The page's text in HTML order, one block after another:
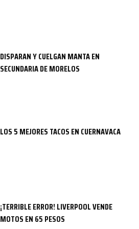
DISPARAN Y CUELGAN MANTA EN
SECUNDARIA DE MORELOS
LOS 5 MEJORES TACOS EN CUERNAVACA
¡TERRIBLE ERROR! LIVERPOOL VENDE
MOTOS EN 65 PESOS